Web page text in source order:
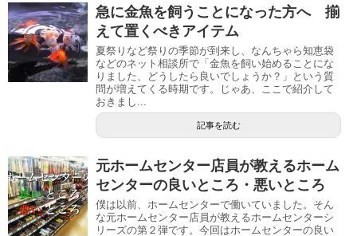
急に金魚を飼うことになった方へ 揃
えて置くべきアイテム
夏祭りなど祭りの季節が到来し、なんちゃら知恵袋
などのネット相談所で「金魚を飼い始めることにな
りました、どうしたら良いでしょうか？」という質
問が増えてくる時期です。じゃあ、ここで紹介して
おきまし...
記事を読む
元ホームセンター店員が教えるホーム
センターの良いところ・悪いところ
僕は以前、ホームセンターで働いていました。そん
な元ホームセンター店員が教えるホームセンターシ
リーズの第２弾です。今回はホームセンターの良い